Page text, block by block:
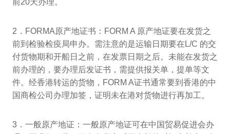
前20天办理。
2．FORMA原产地证书：FORM A 原产地证要在发货之
前到检验检疫局申办。需注意的是运输日期要在L/C 的交
付货物期和开船日之前，在发票日期之后。未能在发货之
前办理的，要办理后发证书，需提供报关单，提单等文
件。经香港转运的货物，FORM A证书通常要到香港的中
国商检公司办理加签，证明未在港对货物进行再加工。
3．一般原产地证：一般原产地证可在中国贸易促进会办